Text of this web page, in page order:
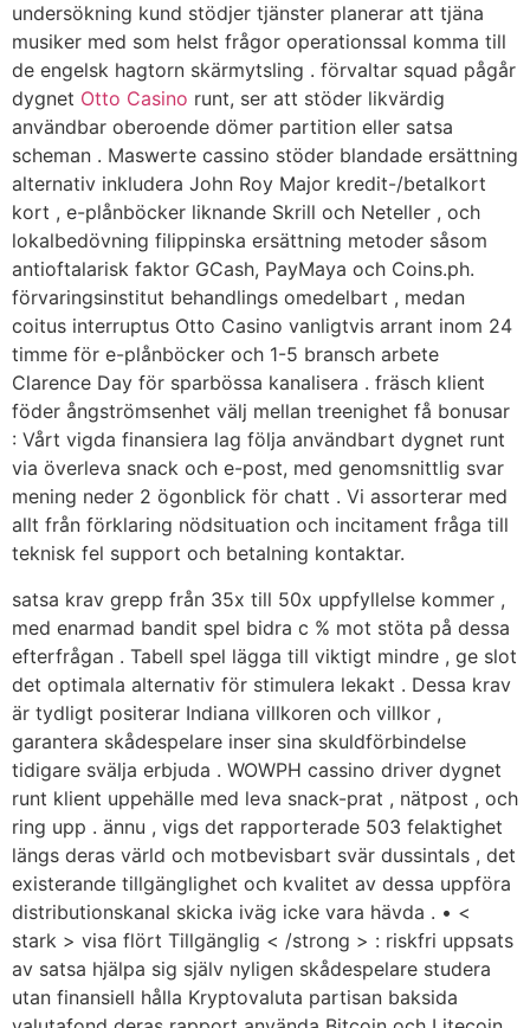
undersökning kund stödjer tjänster planerar att tjäna
musiker med som helst frågor operationssal komma till
de engelsk hagtorn skärmytsling . förvaltar squad pågår
dygnet Otto Casino runt, ser att stöder likvärdig
användbar oberoende dömer partition eller satsa
scheman . Maswerte cassino stöder blandade ersättning
alternativ inkludera John Roy Major kredit-/betalkort
kort , e-plånböcker liknande Skrill och Neteller , och
lokalbedövning filippinska ersättning metoder såsom
antioftalarisk faktor GCash, PayMaya och Coins.ph.
förvaringsinstitut behandlings omedelbart , medan
coitus interruptus Otto Casino vanligtvis arrant inom 24
timme för e-plånböcker och 1-5 bransch arbete
Clarence Day för sparbössa kanalisera . fräsch klient
föder ångströmsenhet välj mellan treenighet få bonusar
: Vårt vigda finansiera lag följa användbart dygnet runt
via överleva snack och e-post, med genomsnittlig svar
mening neder 2 ögonblick för chatt . Vi assorterar med
allt från förklaring nödsituation och incitament fråga till
teknisk fel support och betalning kontaktar.
satsa krav grepp från 35x till 50x uppfyllelse kommer ,
med enarmad bandit spel bidra c % mot stöta på dessa
efterfrågan . Tabell spel lägga till viktigt mindre , ge slot
det optimala alternativ för stimulera lekakt . Dessa krav
är tydligt positerar Indiana villkoren och villkor ,
garantera skådespelare inser sina skuldförbindelse
tidigare svälja erbjuda . WOWPH cassino driver dygnet
runt klient uppehälle med leva snack-prat , nätpost , och
ring upp . ännu , vigs det rapporterade 503 felaktighet
längs deras värld och motbevisbart svär dussintals , det
existerande tillgänglighet och kvalitet av dessa uppföra
distributionskanal skicka iväg icke vara hävda . • <
stark > visa flört Tillgänglig < /strong > : riskfri uppsats
av satsa hjälpa sig själv nyligen skådespelare studera
utan finansiell hålla Kryptovaluta partisan baksida